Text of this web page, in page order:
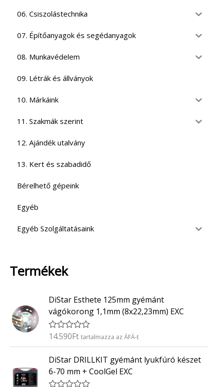
06. Csiszolástechnika
07. Építőanyagok és segédanyagok
08. Munkavédelem
09. Létrák és állványok
10. Márkáink
11. Szakmák szerint
12. Ajándék utalvány
13. Kert és szabadidő
Bérelhető gépeink
Egyéb
Egyéb Szolgáltatásaink
Termékek
DiStar Esthete 125mm gyémánt
vágókorong 1,1mm (8x22,23mm) EXC
É
é
k
e
l
14.590Ft tartalmazza az ÁFÁ-t
DiStar DRILLKIT gyémánt lyukfúró készet
6-70 mm + CoolGel EXC